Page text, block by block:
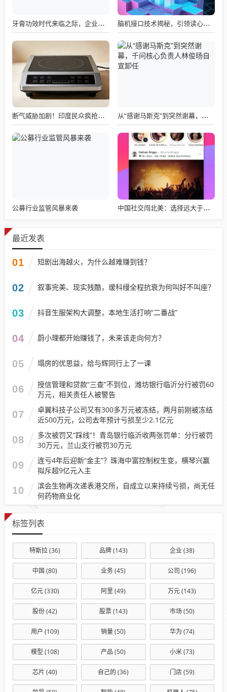
牙膏功效时代来临之际，企业应如何备战？ 脑机接口技术揭秘，引领读心术革命的领跑者大盘点
断气威胁加剧！印度民众疯抢电磁炉 制造商将从中国空运部件 从“感谢马斯克”到突然谢幕，千问核心负责人林俊旸自宣卸任
公募行业监管风暴来袭 中国社交闯北美：选择远大于努力
最近发表
01 短剧出海越火，为什么越难赚到钱？
02 叙事完美、现实残酷，瑷科缦全程抗衰为何叫好不叫座？
03 抖音生服架构大调整，本地生活打响“二番战”
04 蔚小理都开始赚钱了，未来该走向何方？
05 塌房的优思益，给与辉同行上了一课
06
授信管理和贷款“三查”不到位，潍坊银行临沂分行被罚60
万元，相关责任人被警告
07
卓翼科技子公司又有300多万元被冻结，两月前刚被冻结
近500万元，公司去年预计亏损至少2.1亿元
08
多次被罚又“踩线”！青岛银行临沂收两张罚单：分行被罚
30万元，兰山支行被罚30万元
09
连亏4年后迎新“金主”？珠海中富控制权生变，横琴兴赢
拟斥超9亿元入主
10
滨会生物再次递表港交所，自成立以来持续亏损，尚无任
何药物商业化
标签列表
特斯拉(36) 品牌(143) 企业(38)
中国 (80) 业务(45) 公司 (196)
亿元(330) 阿里 (49) 万元(143)
股份(42) 股票(143) 市场(50)
用户 (109) 销量(50) 华为 (74)
模型 (108) 产品 (50) 小米(73)
芯片 (40) 自己的 (36) 门店(59)